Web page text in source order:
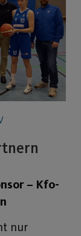
– Kfo-
nur